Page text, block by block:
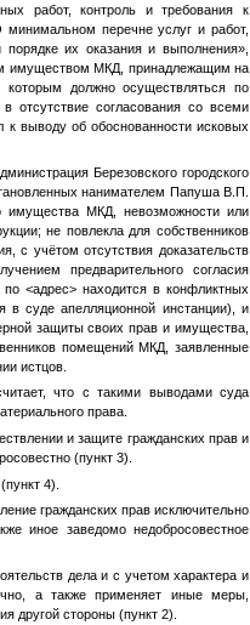
работ, контроль и требования к
перечне услуг и работ,
их оказания и выполнения»,
имуществом МКД, принадлежащим на
которым должно осуществляться по
отсутствие согласования со всеми
выводу об обоснованности исковых
Березовского городского
нанимателем Папуша В.П.
имущества МКД, невозможности или
не повлекла для собственников
с учётом отсутствия доказательств
предварительного согласия
по <адрес>находится в конфликтных
в суде апелляционной инстанции), и
защиты своих прав и имущества,
помещений МКД, заявленные
истцов.
что с такими выводами суда
права.
и защите гражданских прав и
(пункт 3).
4).
гражданских прав исключительно
иное заведомо недобросовестное
дела и с учетом характера и
а также применяет иные меры,
другой стороны (пункт 2).